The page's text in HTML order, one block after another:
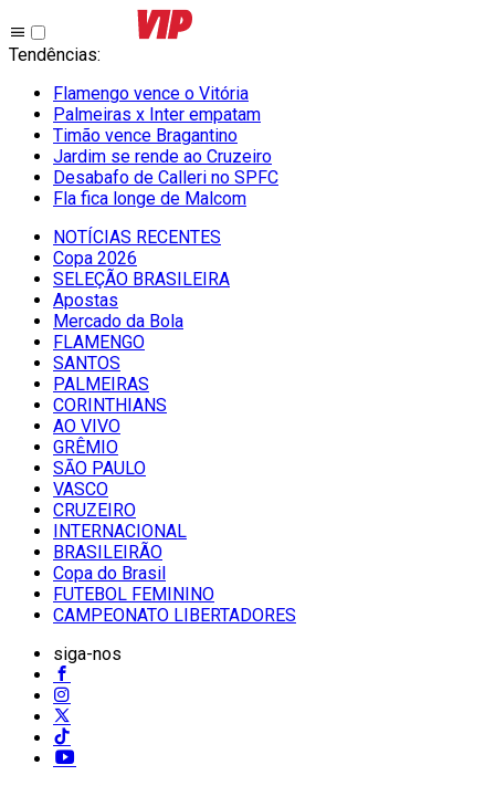
Tendências:
Flamengo vence o Vitória
Palmeiras x Inter empatam
Timão vence Bragantino
Jardim se rende ao Cruzeiro
Desabafo de Calleri no SPFC
Fla fica longe de Malcom
NOTÍCIAS RECENTES
Copa 2026
SELEÇÃO BRASILEIRA
Apostas
Mercado da Bola
FLAMENGO
SANTOS
PALMEIRAS
CORINTHIANS
AO VIVO
GRÊMIO
SĀO PAULO
VASCO
CRUZEIRO
INTERNACIONAL
BRASILEIRÃO
Copa do Brasil
FUTEBOL FEMININO
CAMPEONATO LIBERTADORES
siga-nos